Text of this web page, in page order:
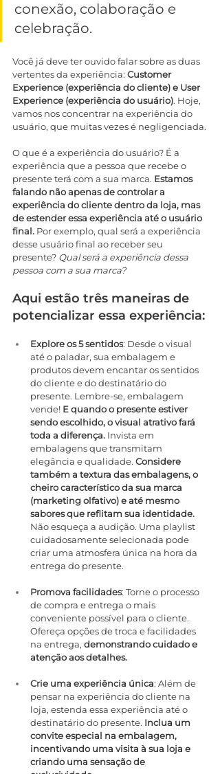
conexão, colaboração e
celebração.
Você já deve ter ouvido falar sobre as duas
vertentes da experiência: Customer
Experience (experiência do cliente) e User
Experience (experiência do usuário). Hoje,
vamos nos concentrar na experiência do
usuário, que muitas vezes é negligenciada.
O que é a experiência do usuário? É a
experiência que a pessoa que recebe o
presente terá com a sua marca. Estamos
falando não apenas de controlar a
experiência do cliente dentro da loja, mas
de estender essa experiência até o usuário
final. Por exemplo, qual será a experiência
desse usuário final ao receber seu
presente? Qual será a experiência dessa
pessoa com a sua marca?
Aqui estão três maneiras de
potencializar essa experiência:
Explore os 5 sentidos: Desde o visual
até o paladar, sua embalagem e
produtos devem encantar os sentidos
do cliente e do destinatário do
presente. Lembre-se, embalagem
vende! E quando o presente estiver
sendo escolhido, o visual atrativo fará
toda a diferença. Invista em
embalagens que transmitam
elegância e qualidade. Considere
também a textura das embalagens, o
cheiro característico da sua marca
(marketing olfativo) e até mesmo
sabores que reflitam sua identidade.
Não esqueça a audição. Uma playlist
cuidadosamente selecionada pode
criar uma atmosfera única na hora da
entrega do presente.
Promova facilidades: Torne o processo
de compra e entrega o mais
conveniente possível para o cliente.
Ofereça opções de troca e facilidades
na entrega, demonstrando cuidado e
atenção aos detalhes.
Crie uma experiência única: Além de
pensar na experiência do cliente na
loja, estenda essa experiência até o
destinatário do presente. Inclua um
convite especial na embalagem,
incentivando uma visita à sua loja e
criando uma sensação de